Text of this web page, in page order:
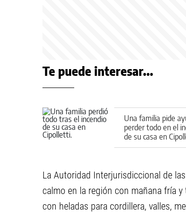
Te puede interesar...
Una familia pide
perder todo en el
de su casa en
cómo colaborar
La Autoridad Interjurisdiccional de
calmo en la región con mañana fría
con heladas para cordillera, valles,